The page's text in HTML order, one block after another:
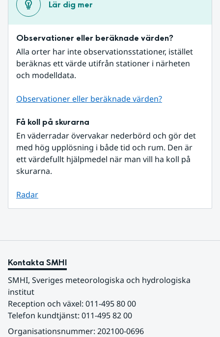
Lär dig mer
Observationer eller beräknade värden?
Alla orter har inte observationsstationer, istället
beräknas ett värde utifrån stationer i närheten
och modelldata.
Observationer eller beräknade värden?
Få koll på skurarna
En väderradar övervakar nederbörd och gör det
med hög upplösning i både tid och rum. Den är
ett värdefullt hjälpmedel när man vill ha koll på
skurarna.
Radar
Kontakta SMHI
SMHI, Sveriges meteorologiska och hydrologiska
institut
Reception och växel: 011-495 80 00
Telefon kundtjänst: 011-495 82 00
Organisationsnummer: 202100-0696